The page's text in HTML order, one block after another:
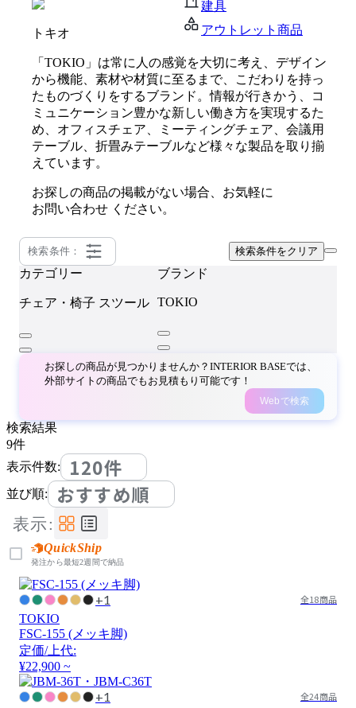
建具
アウトレット商品
トキオ
「TOKIO」は常に人の感覚を大切に考え、デザイン
から機能、素材や材質に至るまで、こだわりを持っ
たものづくりをするブランド。情報が行きかう、コ
ミュニケーション豊かな新しい働き方を実現するた
め、オフィスチェア、ミーティングチェア、会議用
テーブル、折畳みテーブルなど様々な製品を取り揃
えています。
お探しの商品の掲載がない場合、お気軽に
お問い合わせ ください。
検索条件： 検索条件をクリア
カテゴリー
チェア・椅子 スツール
ブランド
TOKIO
お探しの商品が見つかりませんか？INTERIOR BASEでは、
外部サイトの商品でもお見積もり可能です！
Webで検索
検索結果
9件
表示件数:
120件
並び順: おすすめ順
表示:
QuickShip
発注から最短2週間で納品
+1 全18商品
TOKIO
FSC-155 (メッキ脚)
定価/上代:
¥22,900 ~
+1 全24商品